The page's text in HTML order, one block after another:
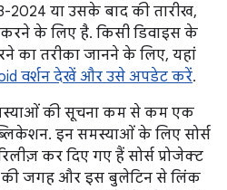
2024 या उसके बाद की तारीख,
के लिए है. किसी डिवाइस के
का तरीका जानने के लिए, यहां
वर्शन देखें और उसे अपडेट करें.
की सूचना कम से कम एक
इन समस्याओं के लिए सोर्स
कर दिए गए हैं सोर्स प्रोजेक्ट
की जगह और इस बुलेटिन से लिंक